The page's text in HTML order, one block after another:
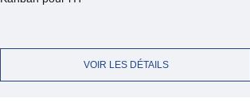
VOIR LES DÉTAILS